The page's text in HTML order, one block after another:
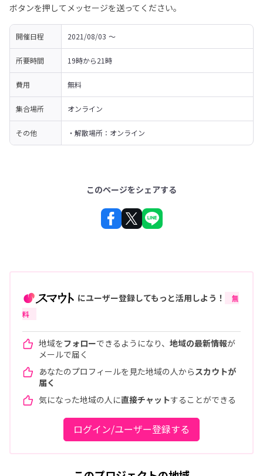
ボタンを押してメッセージを送ってください。
開催日程 2021/08/03 〜
所要時間 19時から21時
費用 無料
集合場所 オンライン
その他 ・解散場所：オンライン
このページをシェアする
にユーザー登録してもっと活用しよう！
無
料
地域をフォローできるようになり、 地域の最新情報が
メールで届く
あなたのプロフィールを見た地域の人から スカウトが
届く
気になった地域の人に直接チャットすることができる
ログイン/ユーザー登録する